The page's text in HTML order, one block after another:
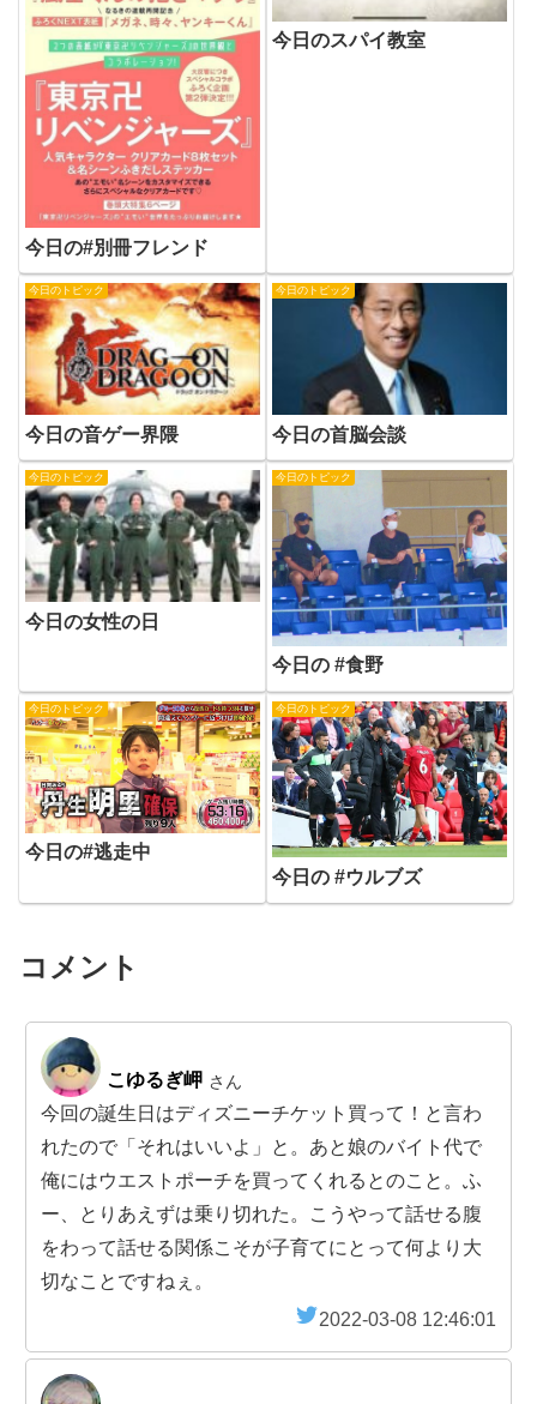
今日の#別冊フレンド
今日のスパイ教室
今日のトピック
今日の音ゲー界隈
今日のトピック
今日の首脳会談
今日のトピック
今日の女性の日
今日のトピック
今日の #食野
今日のトピック
今日の#逃走中
今日のトピック
今日の #ウルブズ
コメント
こゆるぎ岬 さん
今回の誕生日はディズニーチケット買って！と言わ
れたので「それはいいよ」と。あと娘のバイト代で
俺にはウエストポーチを買ってくれるとのこと。ふ
ー、とりあえずは乗り切れた。こうやって話せる腹
をわって話せる関係こそが子育てにとって何より大
切なことですねぇ。
2022-03-08 12:46:01